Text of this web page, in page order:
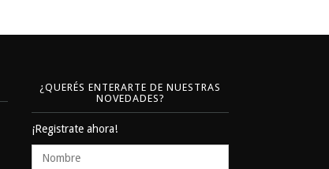
¿QUERÉS ENTERARTE DE NUESTRAS
NOVEDADES?
¡Registrate ahora!